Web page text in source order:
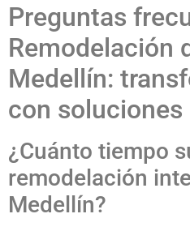
Preguntas
Remodelación
Medellín:
con soluciones
¿Cuánto tiempo
remodelación
Medellín?